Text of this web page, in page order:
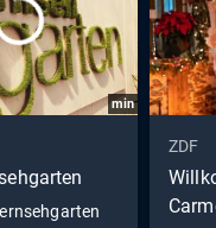
min
ZDF